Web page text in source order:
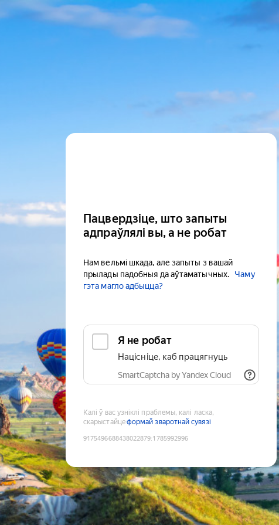
Пацвердзіце, што запыты
адпраўлялі вы, а не робат
Нам вельмі шкада, але запыты з вашай
прылады падобныя да аўтаматычных.
Чаму
гэта магло адбыцца?
Я не робат
Націсніце, каб працягнуць
SmartCaptcha by Yandex Cloud
Калі ў вас узніклі праблемы, калі ласка,
скарыстайцеформай зваротнай сувязі
9175496688438022879:1785992996